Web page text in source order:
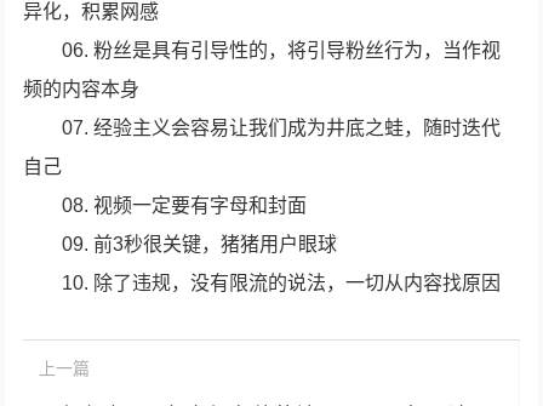
异化，积累网感
06. 粉丝是具有引导性的，将引导粉丝行为，当作视
频的内容本身
07. 经验主义会容易让我们成为井底之蛙，随时迭代
自己
08. 视频一定要有字母和封面
09. 前3秒很关键，猪猪用户眼球
10. 除了违规，没有限流的说法，一切从内容找原因
上一篇